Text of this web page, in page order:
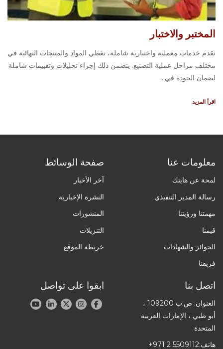
المختبر والاختبار
نقدم خدمات معملية واختبارية شاملة، تغطي المواد والمنتجات النهائية في
مختلف مراحل عملية التصنيع. يتضمن ذلك إجراء تحليلات وتقييمات شاملة
لضمان الجودة في...
اقرأ المزيد
معلومات عنا
لمحة عن هايتك
رسالة المدير التنفيذي
مهمتنا ورؤيتنا
قيمنا
الجوائز والشهادات
فريقنا
صفحة الوسائط
آخر الأخبار
النشرة الإخبارية
المنشورات
التنزيلات
خريطة الموقع
اتصل بنا
العنوان: ص.ب 109200 ،
أبو ظبي ، الإمارات العربية
المتحدة
هاتف:+971 2 5509112
ابقوا على تواصل